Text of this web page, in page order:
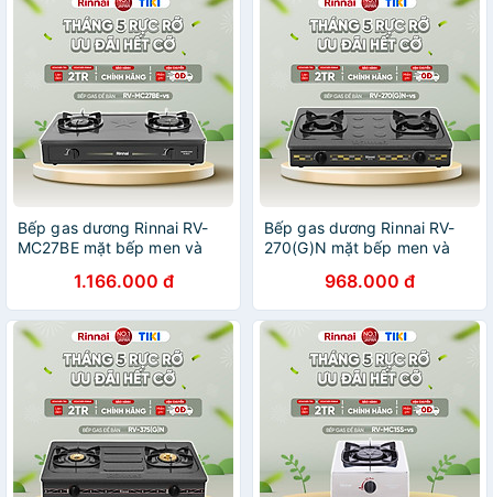
Bếp gas dương Rinnai RV-
MC27BE mặt bếp men và
1.166.000 đ
Bếp gas dương Rinnai RV-
270(G)N mặt bếp men và
968.000 đ